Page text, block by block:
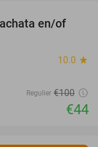
56%
en/of
10.0 star
Regulier €100
€44